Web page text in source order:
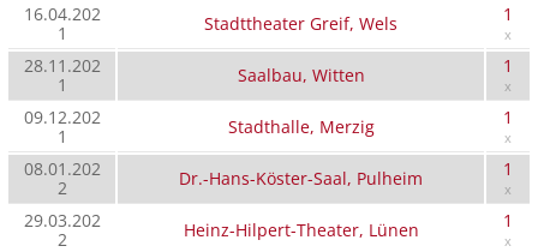
16.04.202
1
Stadttheater Greif, Wels 1
x
28.11.202
1
Saalbau, Witten 1
x
09.12.202
1
Stadthalle, Merzig 1
x
08.01.202
2
Dr.-Hans-Köster-Saal, Pulheim 1
x
29.03.202
2
Heinz-Hilpert-Theater, Lünen 1
x